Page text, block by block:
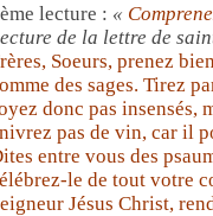
lecture : «
de la lettre de
Soeurs, prenez
des sages. Tirez
donc pas insensés,
pas de vin, car il
entre vous des
le de tout votre
Jésus Christ,